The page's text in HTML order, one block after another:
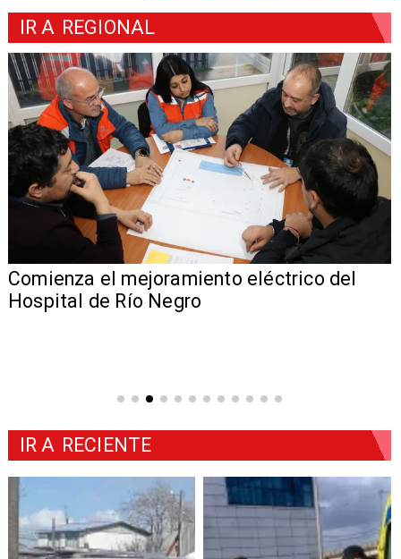
IR A REGIONAL
Comienza el mejoramiento eléctrico del
Hospital de Río Negro
IR A RECIENTE